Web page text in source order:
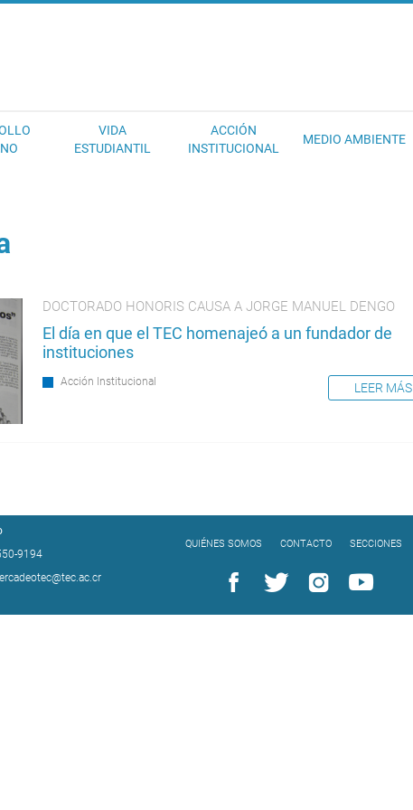
VIDA
ESTUDIANTIL
ACCIÓN
INSTITUCIONAL
MEDIO AMBIENTE
DOCTORADO HONORIS CAUSA A JORGE MANUEL DENGO
El día en que el TEC homenajeó a un fundador de
instituciones
Acción Institucional LEER MÁS
9194
QUIÉNES SOMOS CONTACTO SECCIONES